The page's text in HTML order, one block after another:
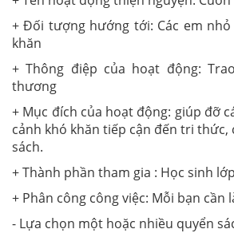
+ Đối tượng hướng tới: Các em
khăn
+ Thông điệp của hoạt động:
thương
+ Mục đích của hoạt động: giúp đỡ
cảnh khó khăn tiếp cận đến tri thức,
sách.
+ Thành phần tham gia : Học sinh
+ Phân công công việc: Mỗi bạn cần
- Lựa chọn một hoặc nhiều quyển